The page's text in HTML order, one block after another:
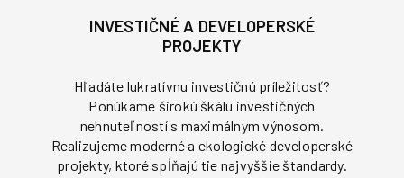
INVESTIČNÉ A DEVELOPERSKÉ
PROJEKTY
Hľadáte lukratívnu investičnú príležitosť?
Ponúkame širokú škálu investičných
nehnuteľností s maximálnym výnosom.
Realizujeme moderné a ekologické developerské
projekty, ktoré spĺňajú tie najvyššie štandardy.